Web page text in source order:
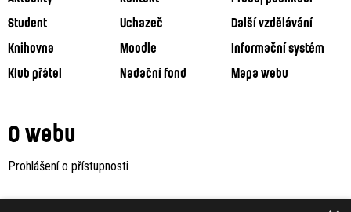
Student
Uchazeč
Další vzdělávání
Knihovna
Moodle
Informační systém
Klub přátel
Nadační fond Mapa webu
O webu
Prohlášení o přístupnosti
Archiv staršího webu Jaboku